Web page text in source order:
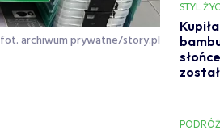
fot. archiwum prywatne/story.pl
STYL